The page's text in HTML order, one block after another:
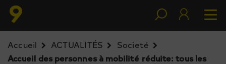
Accueil ACTUALITÉS
Societé
Accueil des personnes à mobilité réduite: tous les